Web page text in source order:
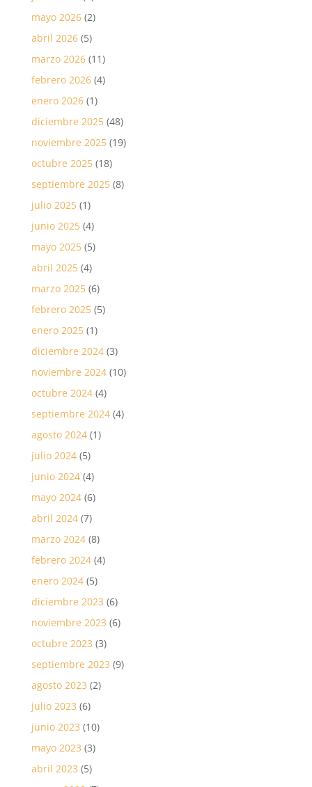
mayo 2026(2)
abril 2026(5)
marzo 2026(11)
febrero 2026(4)
enero 2026(1)
diciembre 2025(48)
noviembre 2025(19)
octubre 2025(18)
septiembre 2025(8)
julio 2025(1)
junio 2025(4)
mayo 2025(5)
abril 2025(4)
marzo 2025(6)
febrero 2025(5)
enero 2025(1)
diciembre 2024(3)
noviembre 2024(10)
octubre 2024(4)
septiembre 2024(4)
agosto 2024(1)
julio 2024(5)
junio 2024(4)
mayo 2024(6)
abril 2024(7)
marzo 2024(8)
febrero 2024(4)
enero 2024(5)
diciembre 2023 (6)
noviembre 2023 (6)
octubre 2023 (3)
septiembre 2023 (9)
agosto 2023 (2)
julio 2023 (6)
junio 2023 (10)
mayo 2023 (3)
abril 2023 (5)